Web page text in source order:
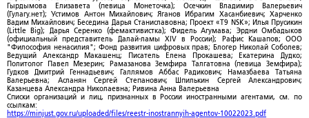
Гырдымова Елизавета (певица Монеточка); Осечкин Владимир Валерьевич
(Гулагу.нет); Устимов Антон Михайлович; Яганов Ибрагим Хасанбиевич; Харченко
Вадим Михайлович; Беседина Дарья Станиславовна; Проект «T9 NSK»; Илья Прусикин
(Little Big); Дарья Серенко (фемактивистка); Фидель Агумава; Эрдни Омбадыков
(официальный представитель Далай-ламы XIV в России); Рафис Кашапов; ООО
"Философия ненасилия"; Фонд развития цифровых прав; Блогер Николай Соболев;
Ведущий Александр Макашенц; Писатель Елена Прокашева; Екатерина Дудко;
Политолог Павел Мезерин; Рамазанова Земфира Талгатовна (певица Земфира);
Гудков Дмитрий Геннадьевич; Галлямов Аббас Радикович; Намазбаева Татьяна
Валерьевна; Асланян Сергей Степанович; Шпилькин Сергей Александрович;
Казанцева Александра Николаевна; Ривина Анна Валерьевна
Списки организаций и лиц, признанных в России иностранными агентами, см. по
ссылкам:
https://minjust.gov.ru/uploaded/files/reestr-inostrannyih-agentov-10022023.pdf